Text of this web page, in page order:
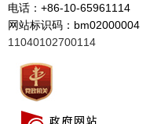
电话：+86-10-65961114
网站标识码：bm02000004
11040102700114